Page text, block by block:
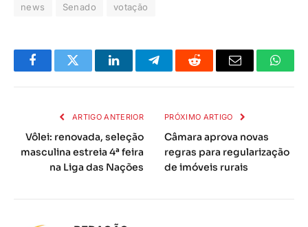
news
Senado votação
FacebookTwitter LinkedInTelegramaReddit
E-
ARTIGO ANTERIOR
Vôlei: renovada, seleção
masculina estreia 4ª feira
na Liga das Nações
PRÓXIMO ARTIGO
Câmara aprova novas
regras para regularização
de imóveis rurais